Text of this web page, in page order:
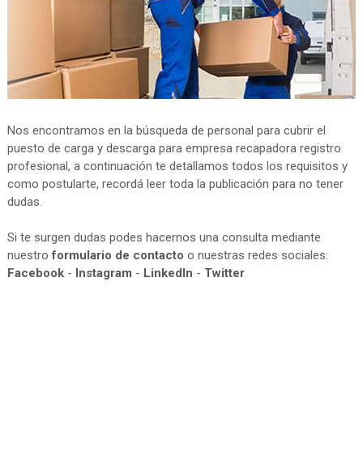
Nos encontramos en la búsqueda de personal para cubrir el
puesto de carga y descarga para empresa recapadora registro
profesional, a continuación te detallamos todos los requisitos y
como postularte, recordá leer toda la publicación para no tener
dudas.
Si te surgen dudas podes hacernos una consulta mediante
nuestroformulario de contacto o nuestras redes sociales:
Facebook- Instagram - LinkedIn - Twitter